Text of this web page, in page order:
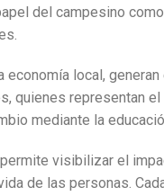
del campesino
local,
quienes representan
mediante la
visibilizar el
de las personas.